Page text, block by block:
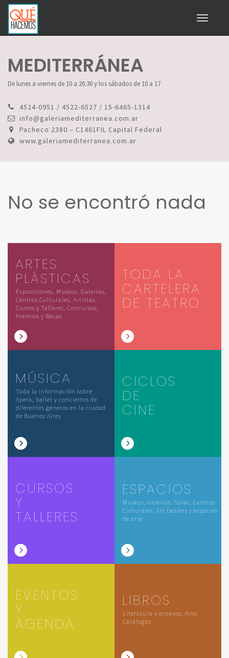
Toggle
MEDITERRÁNEA
De lunes a viernes de 10 a 20.30 y los sábados de 10 a 17
4524-0951 / 4522-6527 / 15-6465-1314
info@galeriamediterranea.com.ar
Pacheco 2380 – C1461FIL Capital Federal
www.galeriamediterranea.com.ar
No se encontró nada
ARTES
PLÁSTICAS
Exposiciones, Museos, Galerías,
Centros Culturales, Artistas,
Cursos y Talleres, Concursos,
Premios y Becas
TODA LA
CARTELERA
DE TEATRO
MÚSICA
Toda la información sobre
ópera, ballet y conciertos de
diferentes géneros en la ciudad
de Buenos Aires
CICLOS
DE
CINE
CURSOS
Y
TALLERES
ESPACIOS
Museos, Galerías, Salas, Centros
Culturales, Art Dealers y espacios
de arte
EVENTOS
Y
AGENDA
LIBROS
Literatura y ensayos, Arte,
Catálogos